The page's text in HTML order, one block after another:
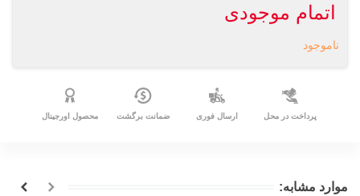
اتمام موجودی
ناموجود
پرداخت در محل ارسال فوری ضمانت برگشت محصول اورجینال
موارد مشابه: